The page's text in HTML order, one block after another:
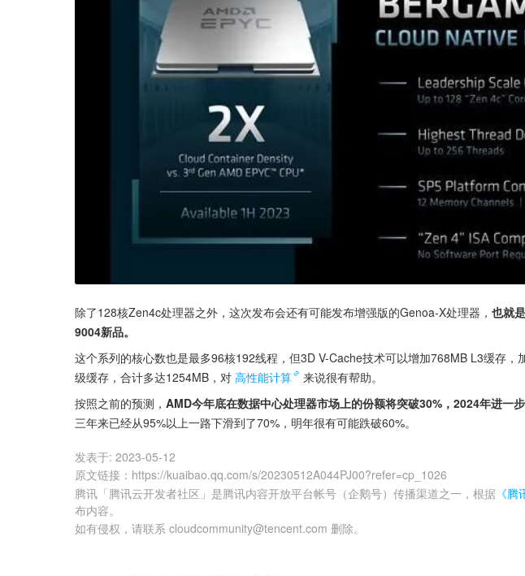
除了128核Zen4c处理器之外，这次发布会还有可能发布增强版的Genoa-X处理器， 也就
9004新品。
这个系列的核心数也是最多96核192线程，但3D V-Cache技术可以增加768MB L3缓存，
级缓存，合计多达1254MB，对 高性能计算
来说很有帮助。
按照之前的预测， AMD今年底在数据中心处理器市场上的份额将突破30%，2024年进一
三年来已经从95%以上一路下滑到了70%，明年很有可能跌破60%。
发表于: 2023-05-12
原文链接 ： https://kuaibao.qq.com/s/20230512A044PJ00?refer=cp_1026
腾讯「腾讯云开发者社区」是腾讯内容开放平台帐号（企鹅号）传播渠道之一，根据 《
布内容。
如有侵权，请联系 cloudcommunity@tencent.com 删除。